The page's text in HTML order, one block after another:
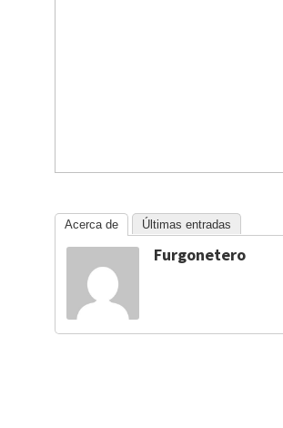
Acerca de Últimas entradas
Furgonetero